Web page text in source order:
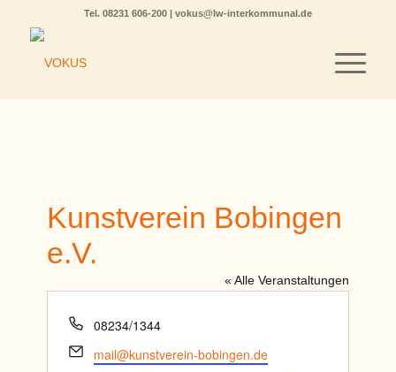
Tel. 08231 606-200 | vokus@lw-interkommunal.de
Kunstverein Bobingen
e.V.
« Alle Veranstaltungen
Telefon
08234/1344
Email
mail@kunstverein-bobingen.de